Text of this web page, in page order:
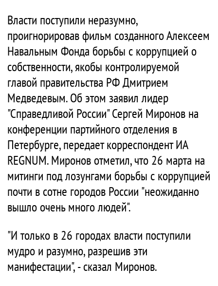
Власти поступили неразумно,
проигнорировав фильм созданного Алексеем
Навальным Фонда борьбы с коррупцией о
собственности, якобы контролируемой
главой правительства РФ Дмитрием
Медведевым. Об этом заявил лидер
"Справедливой России" Сергей Миронов на
конференции партийного отделения в
Петербурге, передает корреспондент ИА
REGNUM. Миронов отметил, что 26 марта на
митинги под лозунгами борьбы с коррупцией
почти в сотне городов России "неожиданно
вышло очень много людей".
"И только в 26 городах власти поступили
мудро и разумно, разрешив эти
манифестации", - сказал Миронов.